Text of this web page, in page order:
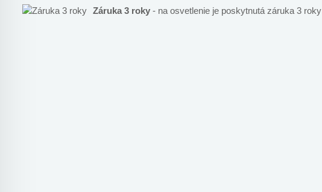
Záruka 3 roky - na osvetlenie je poskytnutá záruka 3 roky